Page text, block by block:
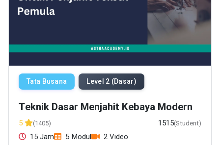
Tata Busana Level 2 (Dasar)
Teknik Dasar Menjahit Kebaya Modern
5 (1405) 1515(Student)
15 Jam 5 Modul 2 Video